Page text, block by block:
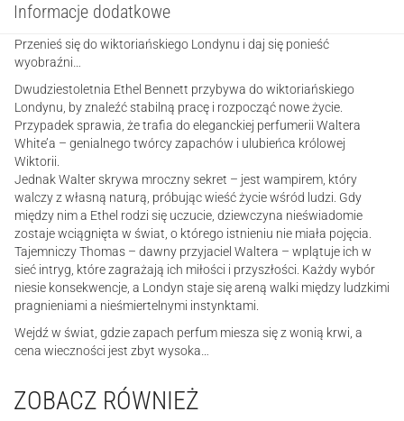
Informacje dodatkowe
Przenieś się do wiktoriańskiego Londynu i daj się ponieść
wyobraźni…
Dwudziestoletnia Ethel Bennett przybywa do wiktoriańskiego
Londynu, by znaleźć stabilną pracę i rozpocząć nowe życie.
Przypadek sprawia, że trafia do eleganckiej perfumerii Waltera
White’a – genialnego twórcy zapachów i ulubieńca królowej
Wiktorii.
Jednak Walter skrywa mroczny sekret – jest wampirem, który
walczy z własną naturą, próbując wieść życie wśród ludzi. Gdy
między nim a Ethel rodzi się uczucie, dziewczyna nieświadomie
zostaje wciągnięta w świat, o którego istnieniu nie miała pojęcia.
Tajemniczy Thomas – dawny przyjaciel Waltera – wplątuje ich w
sieć intryg, które zagrażają ich miłości i przyszłości. Każdy wybór
niesie konsekwencje, a Londyn staje się areną walki między ludzkimi
pragnieniami a nieśmiertelnymi instynktami.
Wejdź w świat, gdzie zapach perfum miesza się z wonią krwi, a
cena wieczności jest zbyt wysoka…
ZOBACZ RÓWNIEŻ